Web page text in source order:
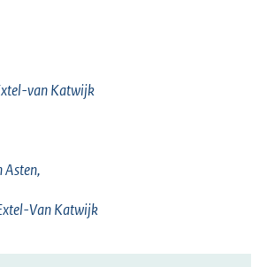
van Katwijk
Asten,
Van Katwijk